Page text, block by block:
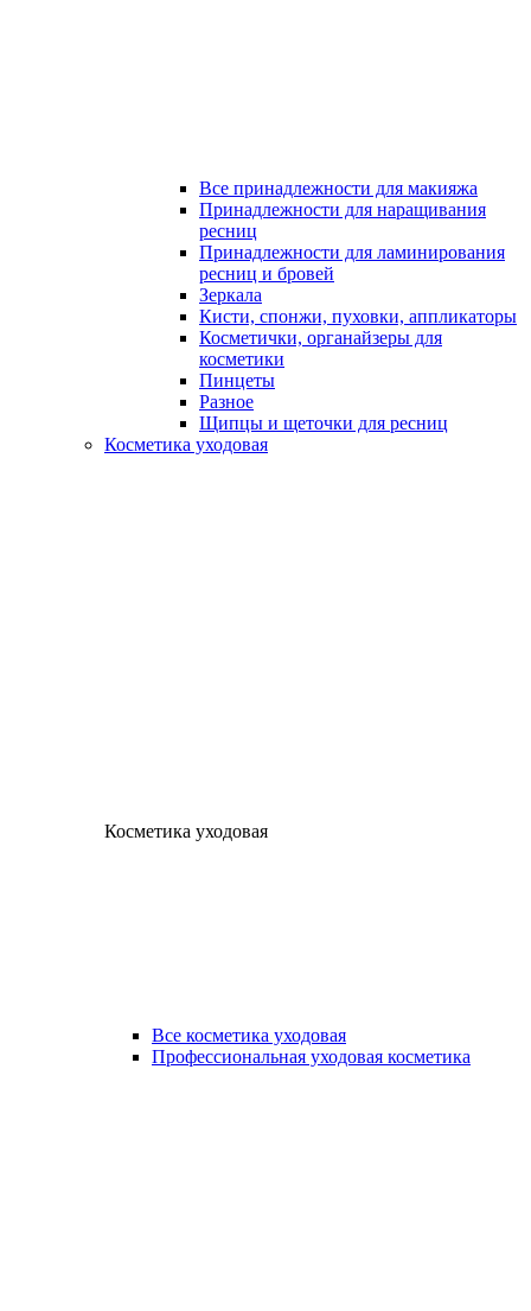
Все принадлежности для макияжа
Принадлежности для наращивания
ресниц
Принадлежности для ламинирования
ресниц и бровей
Зеркала
Кисти, спонжи, пуховки, аппликаторы
Косметички, органайзеры для
косметики
Пинцеты
Разное
Щипцы и щеточки для ресниц
Косметика уходовая
Косметика уходовая
Все косметика уходовая
Профессиональная уходовая косметика